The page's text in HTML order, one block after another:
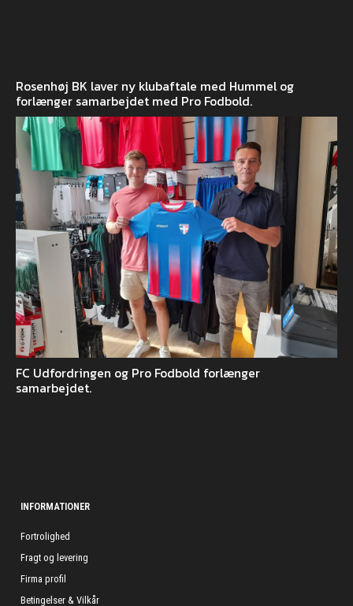
Rosenhøj BK laver ny klubaftale med Hummel og
forlænger samarbejdet med Pro Fodbold.
FC Udfordringen og Pro Fodbold forlænger
samarbejdet.
INFORMATIONER
Fortrolighed
Fragt og levering
Firma profil
Betingelser & Vilkår